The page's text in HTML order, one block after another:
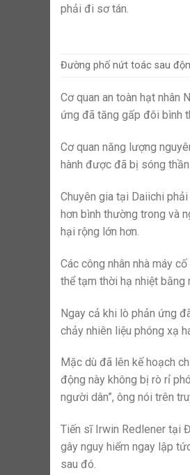
phải đi sơ tán.
Đường phố nứt toác sau
Cơ quan an toàn hạt nhân
ứng đã tăng gấp đôi bình
Cơ quan năng lượng
hành được đã bị sóng
Chuyên gia tại Daiichi
hơn bình thường trong và
hại rộng lớn hơn.
Các công nhân nhà máy
thể tạm thời hạ nhiệt bằng
Ngay cả khi lò phản ứng
chảy nhiên liệu phóng xạ
Mặc dù đã lên kế hoạch
động này không bị rò rỉ
người dân”, ông nói trên
Tiến sĩ Irwin Redlener tại
gây nguy hiểm ngay lập
sau đó.